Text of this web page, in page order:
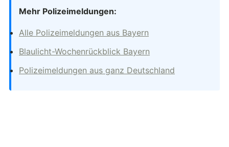
Mehr Polizeimeldungen:
Alle Polizeimeldungen aus Bayern
Blaulicht-Wochenrückblick Bayern
Polizeimeldungen aus ganz Deutschland